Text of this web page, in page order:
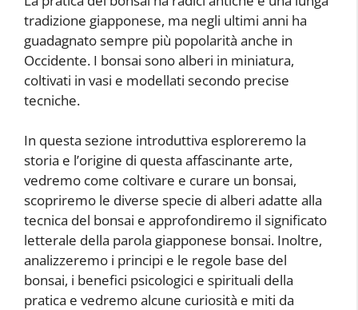
tradizione giapponese, ma negli ultimi anni ha
guadagnato sempre più popolarità anche in
Occidente. I bonsai sono alberi in miniatura,
coltivati in vasi e modellati secondo precise
tecniche.
In questa sezione introduttiva esploreremo la
storia e l’origine di questa affascinante arte,
vedremo come coltivare e curare un bonsai,
scopriremo le diverse specie di alberi adatte alla
tecnica del bonsai e approfondiremo il significato
letterale della parola giapponese bonsai. Inoltre,
analizzeremo i principi e le regole base del
bonsai, i benefici psicologici e spirituali della
pratica e vedremo alcune curiosità e miti da